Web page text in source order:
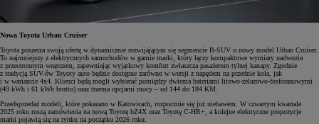
Nowa Toyota Urban Cruiser
Toyota poszerza swoją ofertę w dynamicznie rozwijającym się segmencie B-SUV o nowy model Urban Cruiser.
To najmniejszy z elektrycznych samochodów w gamie marki, który łączy kompaktowe wymiary nadwozia
z przestronnym wnętrzem, zapewniając wyjątkowy komfort zwłaszcza pasażerom tylnej kanapy. Zgodnie
z tradycją SUV-ów Toyoty auto będzie dostępne zarówno w wersji z napędem na przednie koła, jak
i w wariancie 4x4. Klienci będą mogli wybierać pomiędzy dwiema bateriami litowo-żelazowo-fosforanowymi
(49 kWh i 61 kWh brutto) oraz trzema opcjami mocy – od 144 do 184 KM.
Przedsprzedaż modeli, które pokazano w Katowicach, rozpocznie się już niebawem. W czwartym kwartale
2025 roku ruszą zamówienia na nową Toyotę bZ4X oraz Toyotę C-HR+, a kolejne elektryczne propozycje
marki pojawią się na rynku na początku 2026 roku.